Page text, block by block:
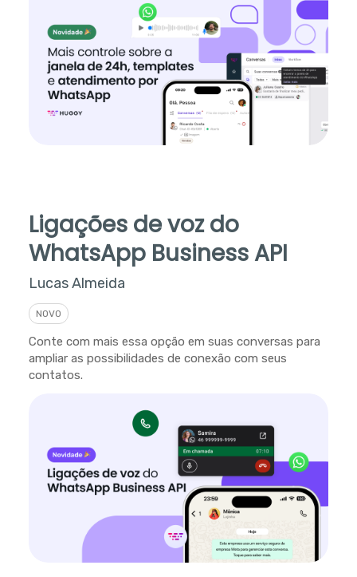
Ligações de voz do
WhatsApp Business API
Lucas Almeida
NOVO
Conte com mais essa opção em suas conversas para
ampliar as possibilidades de conexão com seus
contatos.